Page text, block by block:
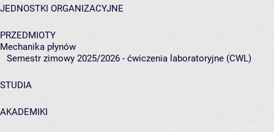
JEDNOSTKI ORGANIZACYJNE
PRZEDMIOTY
Mechanika płynów
Semestr zimowy 2025/2026 - ćwiczenia laboratoryjne (CWL)
STUDIA
AKADEMIKI